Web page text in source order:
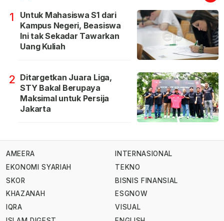
1
Untuk Mahasiswa S1 dari
Kampus Negeri, Beasiswa
Ini tak Sekadar Tawarkan
Uang Kuliah
2 Ditargetkan Juara Liga,
STY Bakal Berupaya
Maksimal untuk Persija
Jakarta
AMEERA
EKONOMI SYARIAH
SKOR
KHAZANAH
IQRA
INTERNASIONAL
TEKNO
BISNIS FINANSIAL
ESGNOW
VISUAL